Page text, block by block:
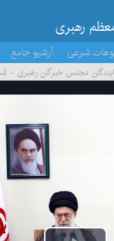
رهبری
شرعی آرشیو جامع
مجلس خبرگان رهبری